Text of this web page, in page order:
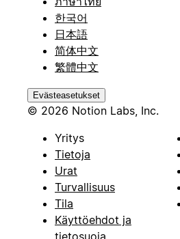
한국어
日本語
简体中文
繁體中文
Evästeasetukset
© 2026 Notion Labs, Inc.
Yritys
Tietoja
Urat
Turvallisuus
Tila
Käyttöehdot ja
tietosuoja